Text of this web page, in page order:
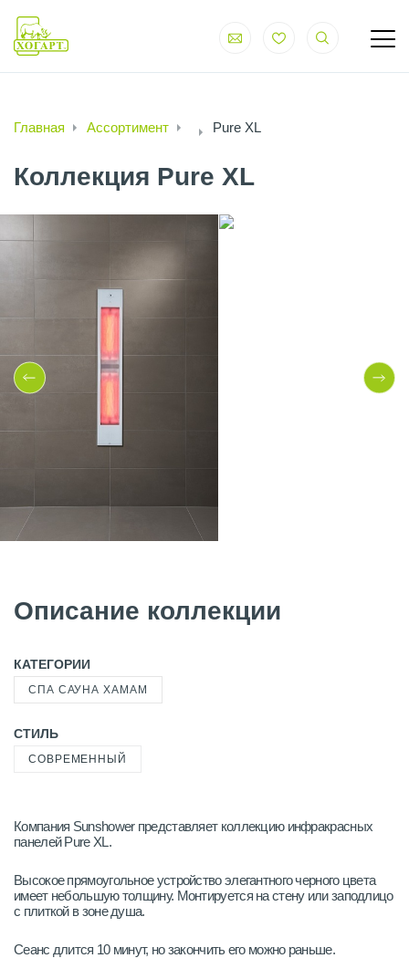
Главная Ассортимент Pure XL
Коллекция Pure XL
Описание коллекции
КАТЕГОРИИ
СПА САУНА ХАМАМ
СТИЛЬ
СОВРЕМЕННЫЙ
Компания Sunshower представляет коллекцию инфракрасных
панелей Pure XL.
Высокое прямоугольное устройство элегантного черного цвета
имеет небольшую толщину. Монтируется на стену или заподлицо
с плиткой в зоне душа.
Сеанс длится 10 минут, но закончить его можно раньше.